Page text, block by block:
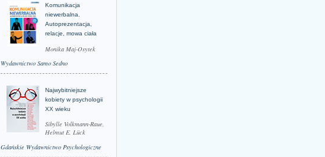
Komunikacja
niewerbalna.
Autoprezentacja,
relacje, mowa ciała
Monika Maj-Osytek
Wydawnictwo Samo Sedno
Najwybitniejsze
kobiety w psychologii
XX wieku
Sibylle Volkmann-Raue,
Helmut E. Lück
Gdańskie Wydawnictwo Psychologiczne